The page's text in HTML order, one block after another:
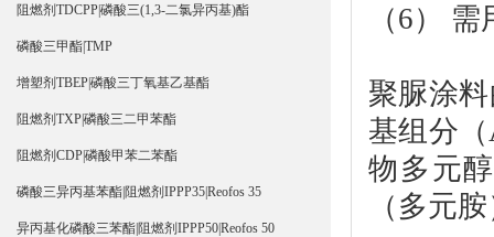
阻燃剂TDCPP|磷酸三(1,3-二氯异丙基)酯
磷酸三甲酯|TMP
增塑剂TBEP|磷酸三丁氧基乙基酯
阻燃剂TXP|磷酸三二甲苯酯
阻燃剂CDP|磷酸甲苯二苯酯
磷酸三异丙基苯酯|阻燃剂IPPP35|Reofos 35
异丙基化磷酸三苯酯|阻燃剂IPPP50|Reofos 50
（6）
聚脲涂
基组分
物多元
（多元